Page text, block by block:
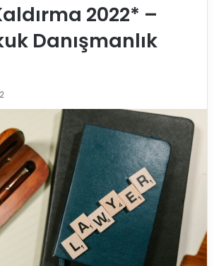
2022* –
Danışmanlık
2